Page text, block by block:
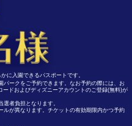
に入園できるパスポートです。
ークをご予約できます。なお予約の際には、お
ドおよびディズニーアカウントのご登録(無料)が
者負担となります。
が異なります。チケットの有効期限内かつ予約